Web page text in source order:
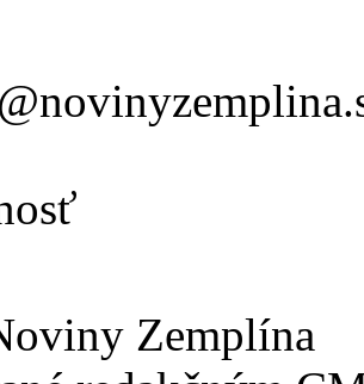
Zemplína